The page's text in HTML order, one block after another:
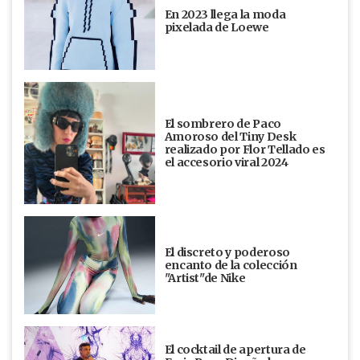
En 2023 llega la moda
pixelada de Loewe
El sombrero de Paco
Amoroso del Tiny Desk
realizado por Flor Tellado es
el accesorio viral 2024
El discreto y poderoso
encanto de la colección
"Artist"de Nike
El cocktail de apertura de